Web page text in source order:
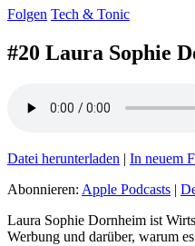
Folgen Tech & Tonic
#20 Laura Sophie
Datei herunterladen | In neuem
Abonnieren: Apple Podcasts |
Laura Sophie Dornheim ist
Werbung und darüber, warum